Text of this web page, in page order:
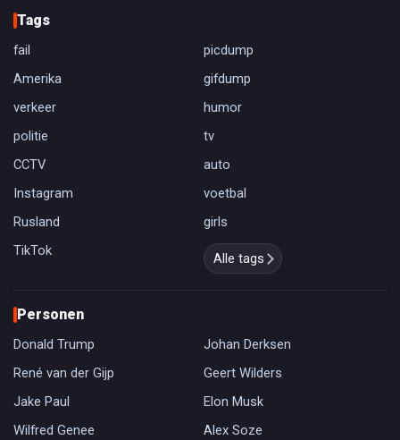
Tags
fail
picdump
Amerika
gifdump
verkeer
humor
politie
tv
CCTV
auto
Instagram
voetbal
Rusland
girls
TikTok
Alle tags
Personen
Donald Trump
Johan Derksen
René van der Gijp
Geert Wilders
Jake Paul
Elon Musk
Wilfred Genee
Alex Soze